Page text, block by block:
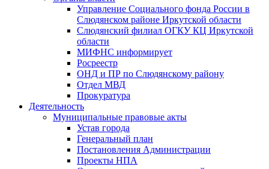
Управление Социального фонда России в
Слюдянском районе Иркутской области
Слюдянский филиал ОГКУ КЦ Иркутской
области
МИФНС информирует
Росреестр
ОНД и ПР по Слюдянскому району
Отдел МВД
Прокуратура
Деятельность
Муниципальные правовые акты
Устав города
Генеральный план
Постановления Администрации
Проекты НПА